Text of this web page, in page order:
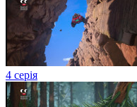
4 серія